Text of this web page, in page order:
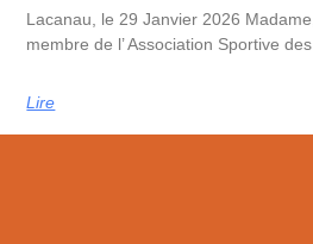
Lacanau, le 29 Janvier 2026
membre de l’ Association Sportive
Lire